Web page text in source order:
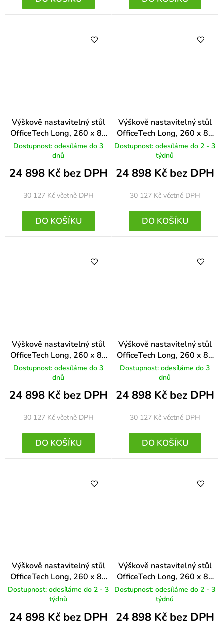
Výškově nastavitelný stůl
OfficeTech Long, 260 x 80
cm, šedá podnož, třešeň
Dostupnost: odesíláme do 3
dnů
24 898 Kč bez DPH
30 127 Kč včetně DPH
DO KOŠÍKU
Výškově nastavitelný stůl
OfficeTech Long, 260 x 80
cm, šedá podnož, světle
šedá
Dostupnost: odesíláme do 2 - 3
týdnů
24 898 Kč bez DPH
30 127 Kč včetně DPH
DO KOŠÍKU
Výškově nastavitelný stůl
OfficeTech Long, 260 x 80
cm, šedá podnož, ořech
Dostupnost: odesíláme do 3
dnů
24 898 Kč bez DPH
30 127 Kč včetně DPH
DO KOŠÍKU
Výškově nastavitelný stůl
OfficeTech Long, 260 x 80
cm, šedá podnož, dub
Dostupnost: odesíláme do 3
dnů
24 898 Kč bez DPH
30 127 Kč včetně DPH
DO KOŠÍKU
Výškově nastavitelný stůl
OfficeTech Long, 260 x 80
cm, šedá podnož, buk
Dostupnost: odesíláme do 2 - 3
týdnů
24 898 Kč bez DPH
Výškově nastavitelný stůl
OfficeTech Long, 260 x 80
cm, šedá podnož, bílá
Dostupnost: odesíláme do 2 - 3
týdnů
24 898 Kč bez DPH